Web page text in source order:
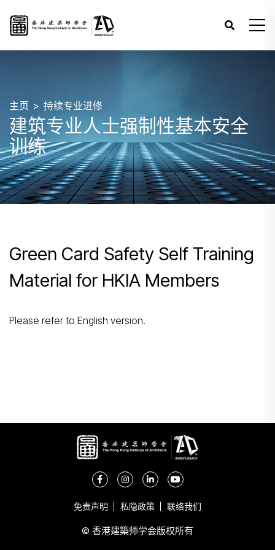
主页 持续专业进修
建筑专业人士强制性基本安全
训练
Green Card Safety Self Training
Material for HKIA Members
Please refer to English version.
免责声明 私隐政策 联络我们
© 香港建築师学会版权所有